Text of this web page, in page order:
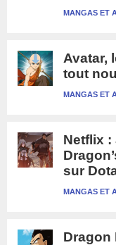
MANGAS ET
Avatar,
tout
MANGAS ET
Netflix :
sur
MANGAS ET
Dragon